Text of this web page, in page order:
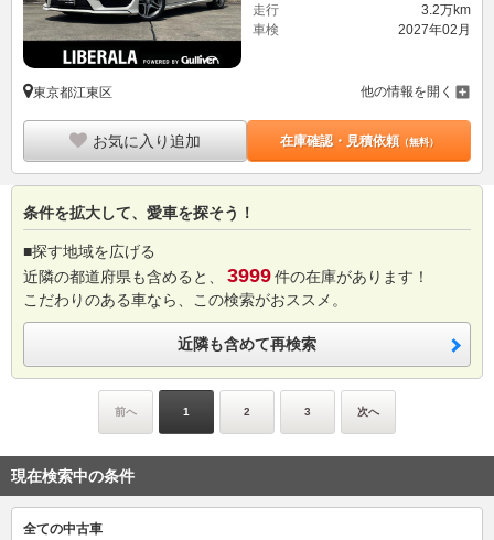
走行
3.2万km
車検
2027年02月
東京都江東区 他の情報を開く
お気に入り追加 在庫確認・見積依頼（無料）
条件を拡大して、愛車を探そう！
■探す地域を広げる
近隣の都道府県も含めると、
3999件の在庫があります！
こだわりのある車なら、この検索がおススメ。
近隣も含めて再検索
前へ 1 2 3 次へ
現在検索中の条件
全ての中古車